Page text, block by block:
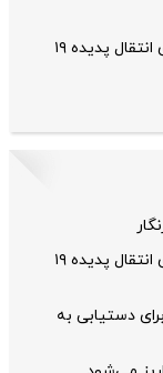
پایان جنجال؛ توافق رئال و لایپزیش برای انتقال پدیده ۱۹
پایان جنجال؛ توافق رئال و لایپزیش برای انتقال پدیده ۱۹
دستیابی به